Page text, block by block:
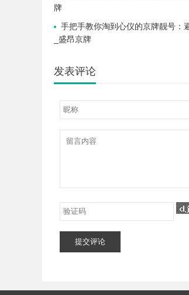
牌
手把手教你淘到心仪的京牌靓号：
_盛昂京牌
发表评论
提交评论